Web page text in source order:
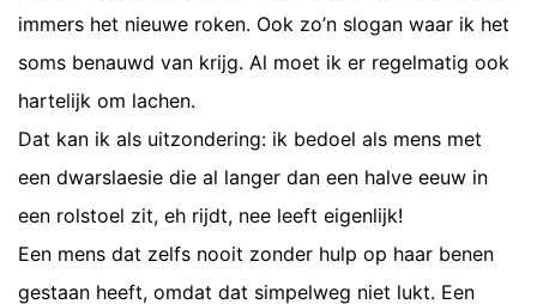
immers het nieuwe roken. Ook zo’n slogan waar ik het
soms benauwd van krijg. Al moet ik er regelmatig ook
hartelijk om lachen.
Dat kan ik als uitzondering: ik bedoel als mens met
een dwarslaesie die al langer dan een halve eeuw in
een rolstoel zit, eh rijdt, nee leeft eigenlijk!
Een mens dat zelfs nooit zonder hulp op haar benen
gestaan heeft, omdat dat simpelweg niet lukt. Een